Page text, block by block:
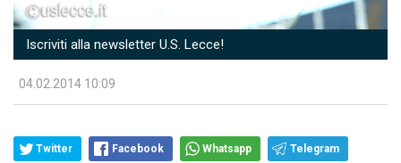
Iscriviti alla newsletter U.S. Lecce!
04.02.2014 10:09
Twitter Facebook Whatsapp Telegram